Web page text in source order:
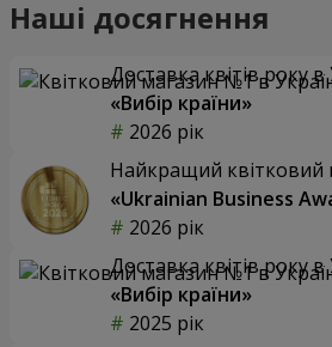
Наші досягнення
Доставка квітів року в
«Вибір країни»
2026 рік
Найкращий квітковий
«Ukrainian Business
2026 рік
Доставка квітів року в
«Вибір країни»
2025 рік